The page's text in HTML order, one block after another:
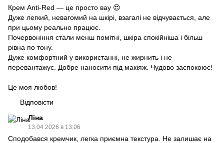
Крем Anti-Red — це просто вау 😍
Дуже легкий, невагомий на шкірі, взагалі не відчувається, але
при цьому реально працює.
Почервоніння стали менш помітні, шкіра спокійніша і більш
рівна по тону.
Дуже комфортний у використанні, не жирнить і не
перевантажує. Добре наносити під макіяж. Чудово заспокоює!
Це моя любов!
Відповісти
Ліна
13.04.2026 в 13:06
Сподобався кремчик, легка приємна текстура. Не залишає на